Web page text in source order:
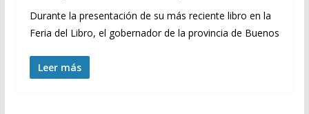
Durante la presentación de su más reciente libro en la
Feria del Libro, el gobernador de la provincia de Buenos
Leer más